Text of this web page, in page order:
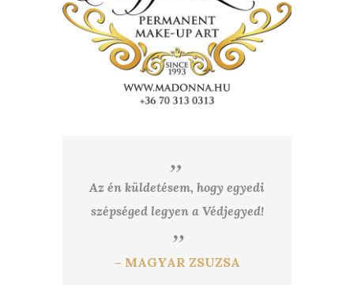
Az én küldetésem, hogy egyedi
szépséged legyen a Védjegyed!
– MAGYAR ZSUZSA